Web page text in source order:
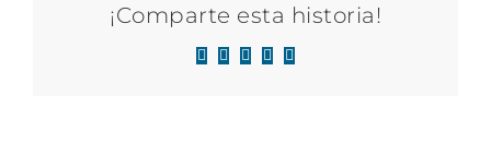
¡Comparte esta historia!
Facebook
X LinkedIn
WhatsApp
Correo